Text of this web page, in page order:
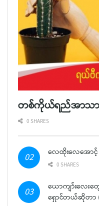
တစ်ကိုယ်ရည်အာသာဖ
0 SHARES
လေထိုးလေအောင့်
0 SHARES
ယောကျာ်းလေ
ရှောင်တယ်ဆိုတာ